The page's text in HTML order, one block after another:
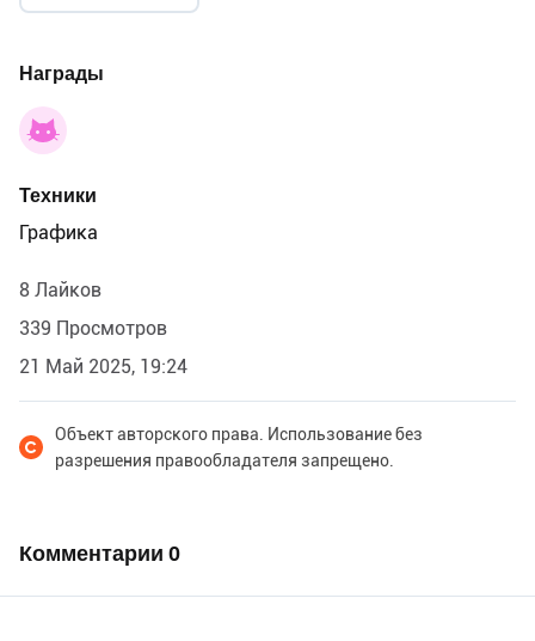
Награды
Техники
Графика
8 Лайков
339 Просмотров
21 Май 2025, 19:24
Объект авторского права. Использование без
разрешения правообладателя запрещено.
Комментарии 0